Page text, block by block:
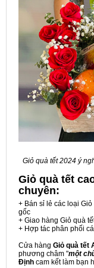
Giỏ quà tết 2024 ý
Giỏ quà tết
chuyên:
+ Bán sỉ lẻ các loại
gốc
+ Giao hàng Giỏ quà
+ Hợp tác phân phối
Cửa hàng Giỏ quà tết
phương châm "một
Định cam kết làm bạn